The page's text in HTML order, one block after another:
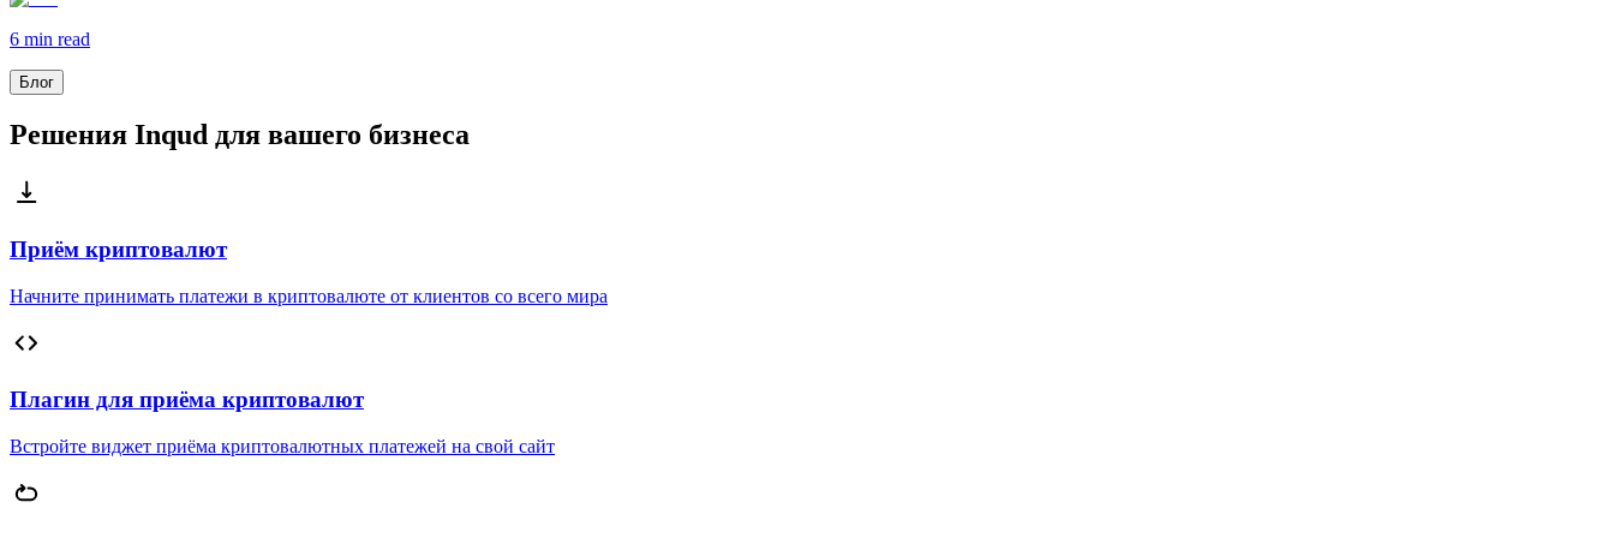
6 min read
Блог
Решения Inqud для вашего бизнеса
Приём криптовалют
Начните принимать платежи в криптовалюте от клиентов со всего мира
Плагин для приёма криптовалют
Встройте виджет приёма криптовалютных платежей на свой сайт